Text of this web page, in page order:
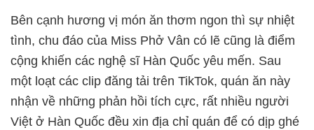
Bên cạnh hương vị món ăn thơm ngon thì sự nhiệt
tình, chu đáo của Miss Phở Vân có lẽ cũng là điểm
cộng khiến các nghệ sĩ Hàn Quốc yêu mến. Sau
một loạt các clip đăng tải trên TikTok, quán ăn này
nhận về những phản hồi tích cực, rất nhiều người
Việt ở Hàn Quốc đều xin địa chỉ quán để có dịp ghé